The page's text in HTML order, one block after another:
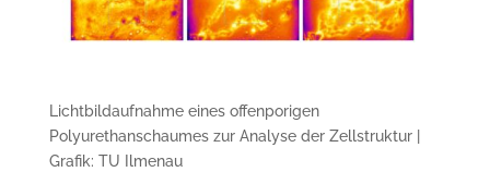
Lichtbildaufnahme eines offenporigen
Polyurethanschaumes zur Analyse der Zellstruktur |
Grafik: TU Ilmenau